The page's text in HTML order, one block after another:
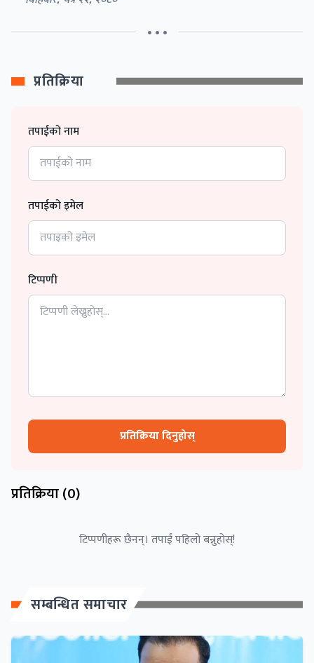
• • •
प्रतिक्रिया
तपाईको नाम
तपाईको इमेल
टिप्पणी
प्रतिक्रिया दिनुहोस्
प्रतिक्रिया (0)
टिप्पणीहरू छैनन्। तपाईं पहिलो बन्नुहोस्!
सम्बन्धित समाचार